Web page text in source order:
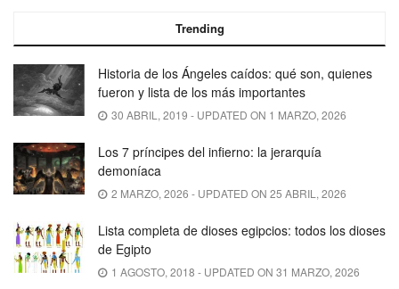
Trending
Historia de los Ángeles caídos: qué son, quienes
fueron y lista de los más importantes
30 ABRIL, 2019 - UPDATED ON 1 MARZO, 2026
Los 7 príncipes del infierno: la jerarquía
demoníaca
2 MARZO, 2026 - UPDATED ON 25 ABRIL, 2026
Lista completa de dioses egipcios: todos los dioses
de Egipto
1 AGOSTO, 2018 - UPDATED ON 31 MARZO, 2026